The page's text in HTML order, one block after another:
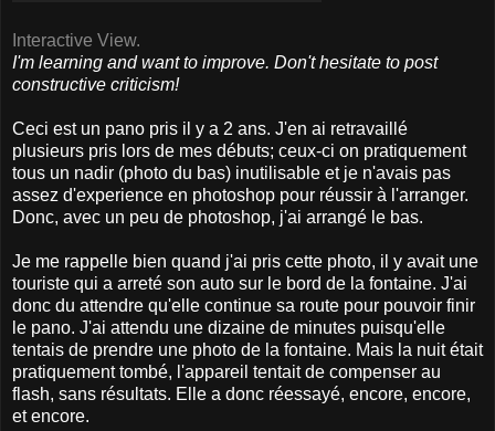
Interactive View.
I'm learning and want to improve. Don't hesitate to post
constructive criticism!
Ceci est un pano pris il y a 2 ans. J'en ai retravaillé
plusieurs pris lors de mes débuts; ceux-ci on pratiquement
tous un nadir (photo du bas) inutilisable et je n'avais pas
assez d'experience en photoshop pour réussir à l'arranger.
Donc, avec un peu de photoshop, j'ai arrangé le bas.
Je me rappelle bien quand j'ai pris cette photo, il y avait une
touriste qui a arreté son auto sur le bord de la fontaine. J'ai
donc du attendre qu'elle continue sa route pour pouvoir finir
le pano. J'ai attendu une dizaine de minutes puisqu'elle
tentais de prendre une photo de la fontaine. Mais la nuit était
pratiquement tombé, l'appareil tentait de compenser au
flash, sans résultats. Elle a donc réessayé, encore, encore,
et encore.